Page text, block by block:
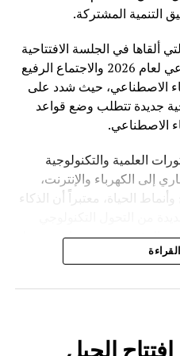
التنمية المشتركة.
ألقاها في الجلسة الافتتاحية
للمؤتمر العالمي للذكاء الاصطناعي لعام 2026 والاجتماع الرفيع
الاصطناعي، حيث شدد على
جديدة تتطلب وضع قواعد
الاصطناعي.
العلمية والتكنولوجية
إلى الكهرباء والإنترنت،
الحياة، معتبراً أن الذكاء
الوقت نفسه تحديات مرتبطة
الاصطناعي ينبغي أن يقوم
الانفتاح والتعاون لتحقيق
السلامة والرقابة لضمان
واحترام تنوع الحضارات
الجيل